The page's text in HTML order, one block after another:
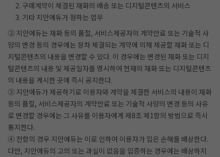
2. 구매계약이 체결된 재화의 배송 또는 디지털콘텐츠의 서비스
3. 기타 지안에듀가 정하는 업무
② 지안에듀는 재화 등의 품절, 서비스제공자의 계약만료 또는 기술적 사
양의 변경 등의 경우에는 장차 체결되는 계약에 의해 제공할 재화 또는 디
지털콘텐츠의 내용을 변경할 수 있다. 이 경우에는 변경된 재화 또는 디지
털콘텐츠의 내용 및 제공일자를 명시하여 현재의 재화 또는 디지털콘텐츠
의 내용을 게시한 곳에 즉시 공지한다.
③ 지안에듀가 제공하기로 이용자와 계약을 체결한 서비스의 내용이 재화
등의 품절, 서비스제공자의 계약만료 또는 기술적 사양의 변경 등의 사유
로 변경할 경우에는 그 사유를 이용자에게 제8조 제1항의 방법으로 즉시
통지한다.
④ 전항의 경우 지안에듀는 이로 인하여 이용자가 입은 손해를 배상한다.
다만, 지안에듀의 고의 또는 과실이 없음을 입증하는 경우에는 배상하지